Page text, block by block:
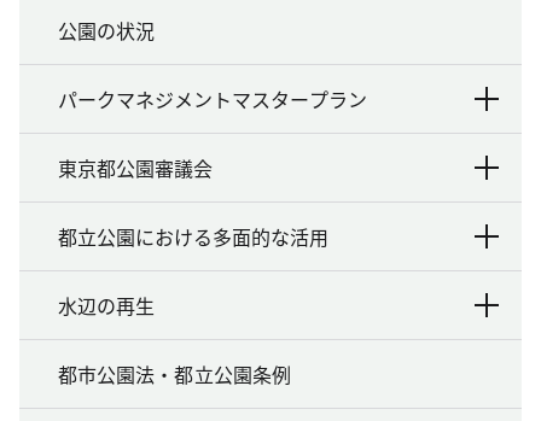
公園の状況
パークマネジメントマスタープラン
東京都公園審議会
都立公園における多面的な活用
水辺の再生
都市公園法・都立公園条例